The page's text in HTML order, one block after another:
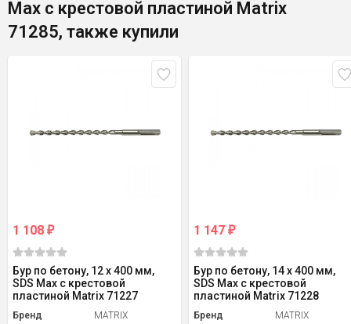
Max c крестовой пластиной Matrix
71285, также купили
1 108 ₽
Бур по бетону, 12 х 400 мм,
SDS Max c крестовой
пластиной Matrix 71227
Бренд
MATRIX
1 147 ₽
Бур по бетону, 14 х 400 мм,
SDS Max c крестовой
пластиной Matrix 71228
Бренд
MATRIX